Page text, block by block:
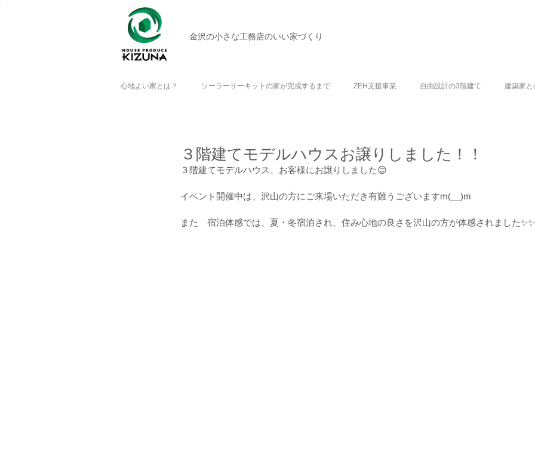
金沢の小さな工務店のいい家づくり
心地よい家とは？ ソーラーサーキットの家が完成するまで ZEH支援事業 自由設計の3階建て 建築家と
３階建てモデルハウスお譲りしました！！
３階建てモデルハウス、お客様にお譲りしました😊
イベント開催中は、沢山の方にご来場いただき有難うございますm(__)m
また　宿泊体感では、夏・冬宿泊され、住み心地の良さを沢山の方が体感されました✨✨